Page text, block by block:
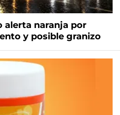
alerta naranja por
y posible granizo